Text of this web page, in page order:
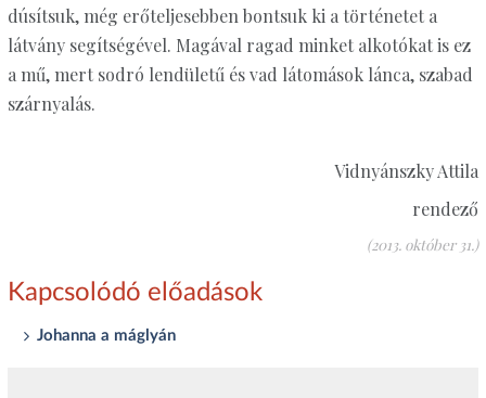
dúsítsuk, még erőteljesebben bontsuk ki a történetet a
látvány segítségével. Magával ragad minket alkotókat is ez
a mű, mert sodró lendületű és vad látomások lánca, szabad
szárnyalás.
Vidnyánszky Attila
rendező
(2013. október 31.)
Kapcsolódó előadások
Johanna a máglyán